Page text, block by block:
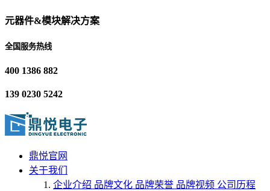
元器件&模块解决方案
全国服务热线
400 1386 882
139 0230 5242
鼎悦官网
关于我们
企业介绍 品牌文化 品牌荣誉 品牌视频 公司历程